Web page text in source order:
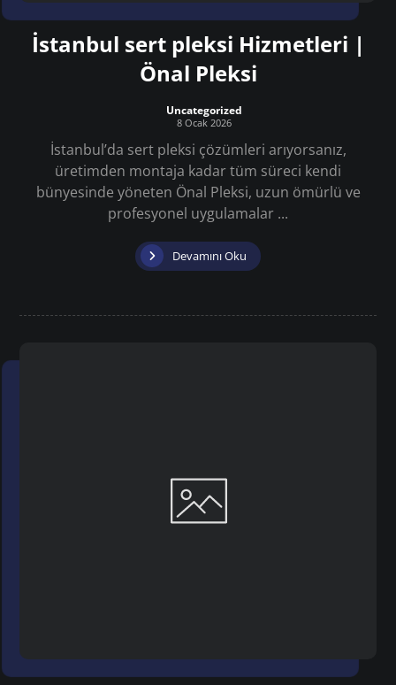
İstanbul sert pleksi Hizmetleri |
Önal Pleksi
Uncategorized
8 Ocak 2026
İstanbul’da sert pleksi çözümleri arıyorsanız,
üretimden montaja kadar tüm süreci kendi
bünyesinde yöneten Önal Pleksi, uzun ömürlü ve
profesyonel uygulamalar ...
Devamını Oku